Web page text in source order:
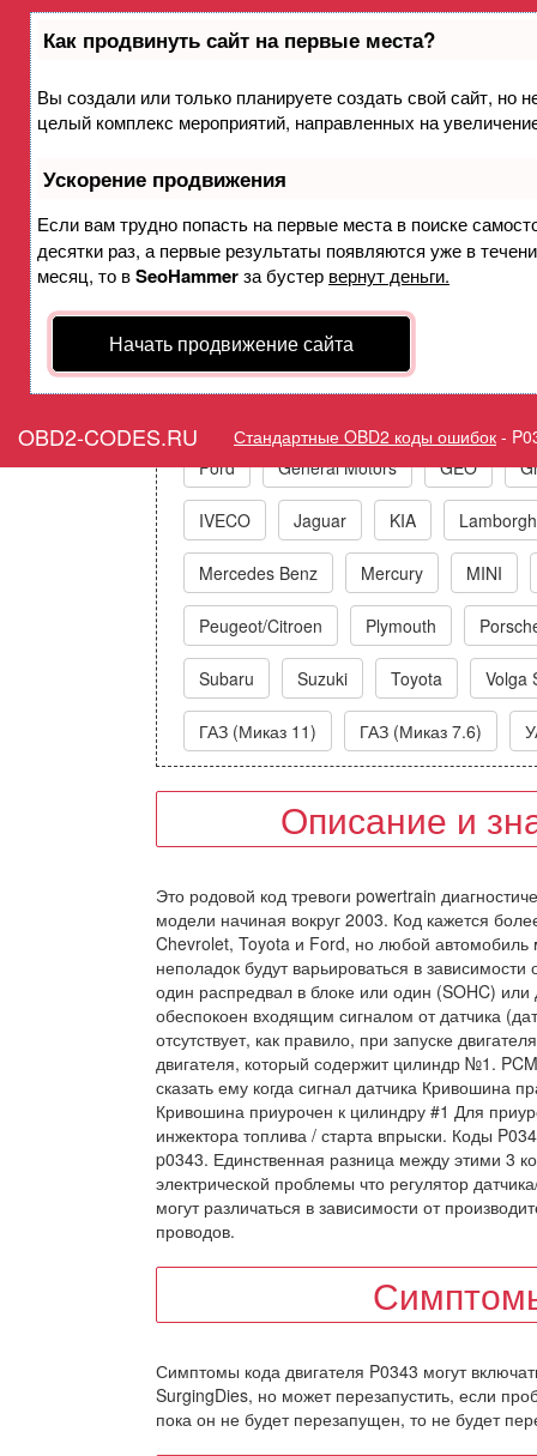
Как продвинуть сайт на первые места?
Вы создали или только планируете создать свой сайт, но
целый комплекс мероприятий, направленных на
Ускорение продвижения
Если вам трудно попасть на первые места в поиске
десятки раз, а первые результаты появляются уже в
месяц, то вSeoHammerза бустер вернут деньги.
Начать продвижение сайта
OBD2-CODES.RU Стандартные OBD2 коды ошибок -
Ошибка P0343 Датчик
банк 1 - высокий
Горит
Коды ошибок
Ford General Motors GEO
IVECO Jaguar KIA
Mercedes Benz Mercury MINI
Peugeot/Citroen Plymouth
Subaru Suzuki Toyota Volga
ГАЗ (Миказ 11) ГАЗ (Миказ 7.6)
Описание и
Это родовой код тревоги powertrain
модели начиная вокруг 2003. Код кажется
Chevrolet, Toyota и Ford, но любой автомобиль
неполадок будут варьироваться в
один распредвал в блоке или один (SOHC)
обеспокоен входящим сигналом от датчика
отсутствует, как правило, при запуске
двигателя, который содержит цилиндр №1.
сказать ему когда сигнал датчика Кривошина
Кривошина приурочен к цилиндру #1 Для
инжектора топлива / старта впрыски. Коды
p0343. Единственная разница между этими 3
электрической проблемы что регулятор
могут различаться в зависимости от
проводов.
Симптомы кода двигателя P0343 могут
SurgingDies, но может перезапустить, если
пока он не будет перезапущен, то не будет